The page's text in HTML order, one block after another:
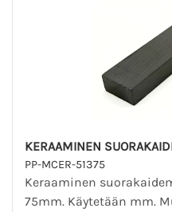
KERAAMINEN
PP-MCER-51375
Keraaminen
75mm. Käytetään mm.